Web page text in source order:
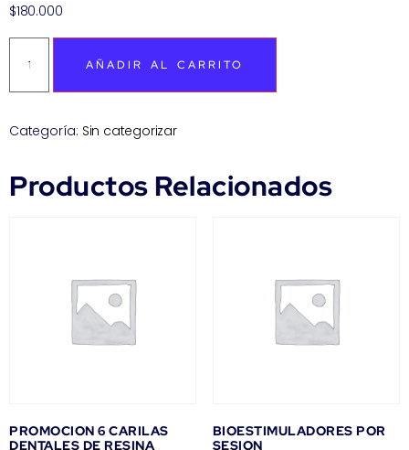
$180.000
AÑADIR AL CARRITO
Categoría: Sin categorizar
Productos Relacionados
PROMOCION 6 CARILAS
DENTALES DE RESINA
BIOESTIMULADORES POR
SESION